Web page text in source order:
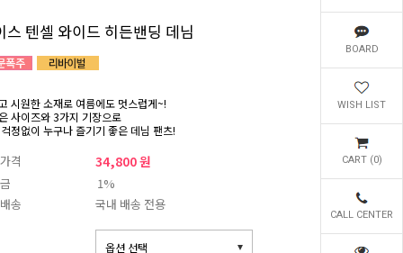
BOARD
WISH LIST
CART (0)
CALL CENTER
스 텐셀 와이드 히든밴딩 데님
시원한 소재로 여름에도 멋스럽게~!
사이즈와 3가지 기장으로
정없이 누구나 즐기기 좋은 데님 팬츠!
격 34,800 원
1%
송
국내 배송 전용